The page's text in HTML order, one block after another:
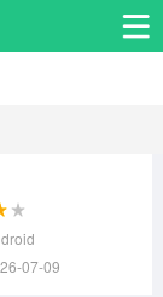
07-09